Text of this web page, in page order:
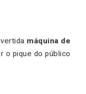
máquina de
o pique do público